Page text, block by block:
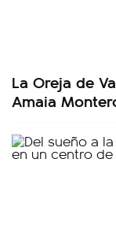
La Oreja de
Amaia